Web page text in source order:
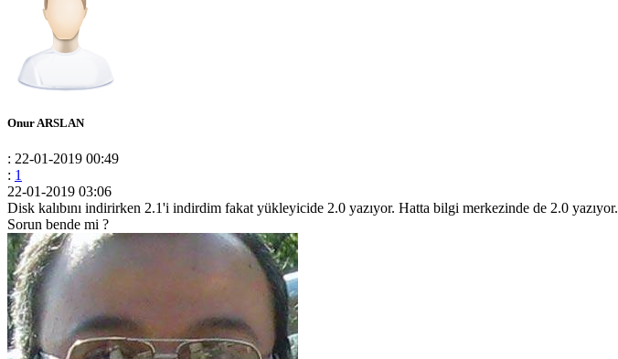
Onur ARSLAN
: 22-01-2019 00:49
: 1
22-01-2019 03:06
Disk kalıbını indirirken 2.1'i indirdim fakat yükleyicide 2.0 yazıyor. Hatta bilgi merkezinde de 2.0 yazıyor.
Sorun bende mi ?